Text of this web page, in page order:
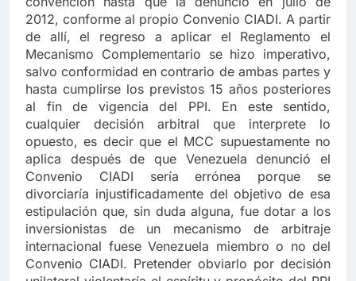
2012, conforme al propio Convenio CIADI. A partir
de allí, el regreso a aplicar el Reglamento el
Mecanismo Complementario se hizo imperativo,
salvo conformidad en contrario de ambas partes y
hasta cumplirse los previstos 15 años posteriores
al fin de vigencia del PPI. En este sentido,
cualquier decisión arbitral que interprete lo
opuesto, es decir que el MCC supuestamente no
aplica después de que Venezuela denunció el
Convenio CIADI sería errónea porque se
divorciaría injustificadamente del objetivo de esa
estipulación que, sin duda alguna, fue dotar a los
inversionistas de un mecanismo de arbitraje
internacional fuese Venezuela miembro o no del
Convenio CIADI. Pretender obviarlo por decisión